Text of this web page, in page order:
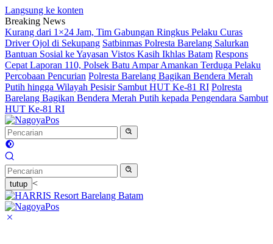
Langsung ke konten
Breaking News
Kurang dari 1×24 Jam, Tim Gabungan Ringkus Pelaku Curas
Driver Ojol di Sekupang Satbinmas Polresta Barelang Salurkan
Bantuan Sosial ke Yayasan Vistos Kasih Ikhlas Batam Respons
Cepat Laporan 110, Polsek Batu Ampar Amankan Terduga Pelaku
Percobaan Pencurian Polresta Barelang Bagikan Bendera Merah
Putih hingga Wilayah Pesisir Sambut HUT Ke-81 RI Polresta
Barelang Bagikan Bendera Merah Putih kepada Pengendara Sambut
HUT Ke-81 RI
tutup <